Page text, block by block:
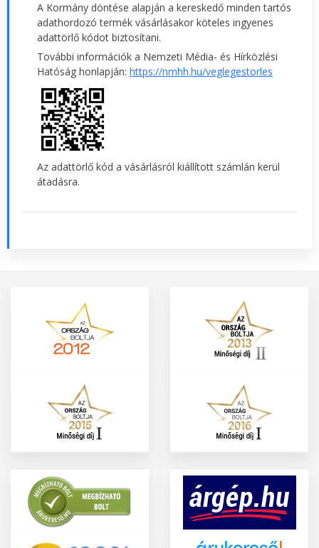
A Kormány döntése alapján a kereskedő minden tartós
adathordozó termék vásárlásakor köteles ingyenes
adattörlő kódot biztosítani.
További információk a Nemzeti Média- és Hírközlési
Hatóság honlapján: https://nmhh.hu/veglegestorles
Az adattörlő kód a vásárlásról kiállított számlán kerül
átadásra.